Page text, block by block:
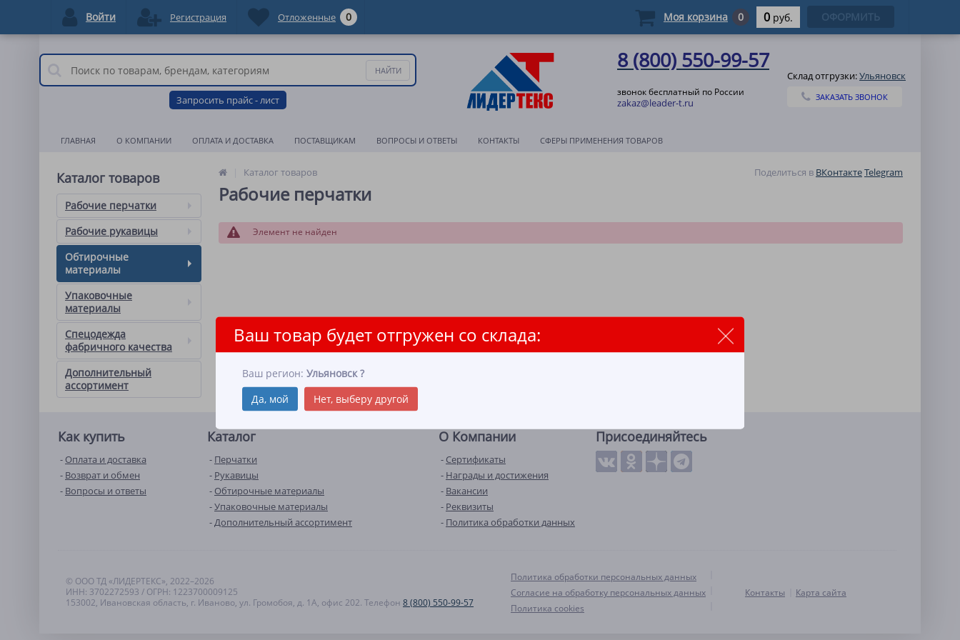
Запросить прайс - лист
8 (800) 550-99-57
звонок бесплатный по России
zakaz@leader-t.ru
Склад отгрузки:Ульяновск
Ваш товар будет отгружен со склада:
Ваш регион: Ульяновск ?
Да, мой
Нет, выберу другой
ЗАКАЗАТЬ ЗВОНОК
ГЛАВНАЯ О КОМПАНИИ ОПЛАТА И ДОСТАВКА ПОСТАВЩИКАМ ВОПРОСЫ И ОТВЕТЫ КОНТАКТЫ СФЕРЫ ПРИМЕНЕНИЯ ТОВАРОВ
Каталог товаров
Рабочие перчатки
Рабочие рукавицы
Обтирочные
материалы
Упаковочные
материалы
Спецодежда
фабричного качества
Дополнительный
ассортимент
Каталог товаров Поделиться в ВКонтактеTelegram
Рабочие перчатки
Элемент не найден
Как купить
Оплата и доставка
Возврат и обмен
Вопросы и ответы
Каталог
Перчатки
Рукавицы
Обтирочные материалы
Упаковочные материалы
Дополнительный ассортимент
О Компании
Сертификаты
Награды и достижения
Вакансии
Реквизиты
Политика обработки данных
Присоединяйтесь
© ООО ТД «ЛИДЕРТЕКС», 2022–2026
ИНН: 3702272593 / ОГРН: 1223700009125
153002, Ивановская область, г. Иваново, ул. Громобоя, д. 1А, офис 202. Телефон 8 (800) 550-99-57
Политика обработки персональных данных
Согласие на обработку персональных данных
Политика cookies
Контакты Карта сайта
Войти Регистрация Отложенные 0 Моя корзина 0 0 руб. ОФОРМИТЬ